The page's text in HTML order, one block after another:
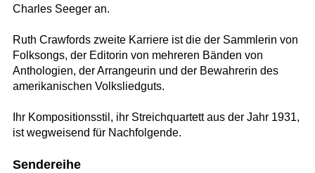
Charles Seeger an.
Ruth Crawfords zweite Karriere ist die der Sammlerin von
Folksongs, der Editorin von mehreren Bänden von
Anthologien, der Arrangeurin und der Bewahrerin des
amerikanischen Volksliedguts.
Ihr Kompositionsstil, ihr Streichquartett aus der Jahr 1931,
ist wegweisend für Nachfolgende.
Sendereihe